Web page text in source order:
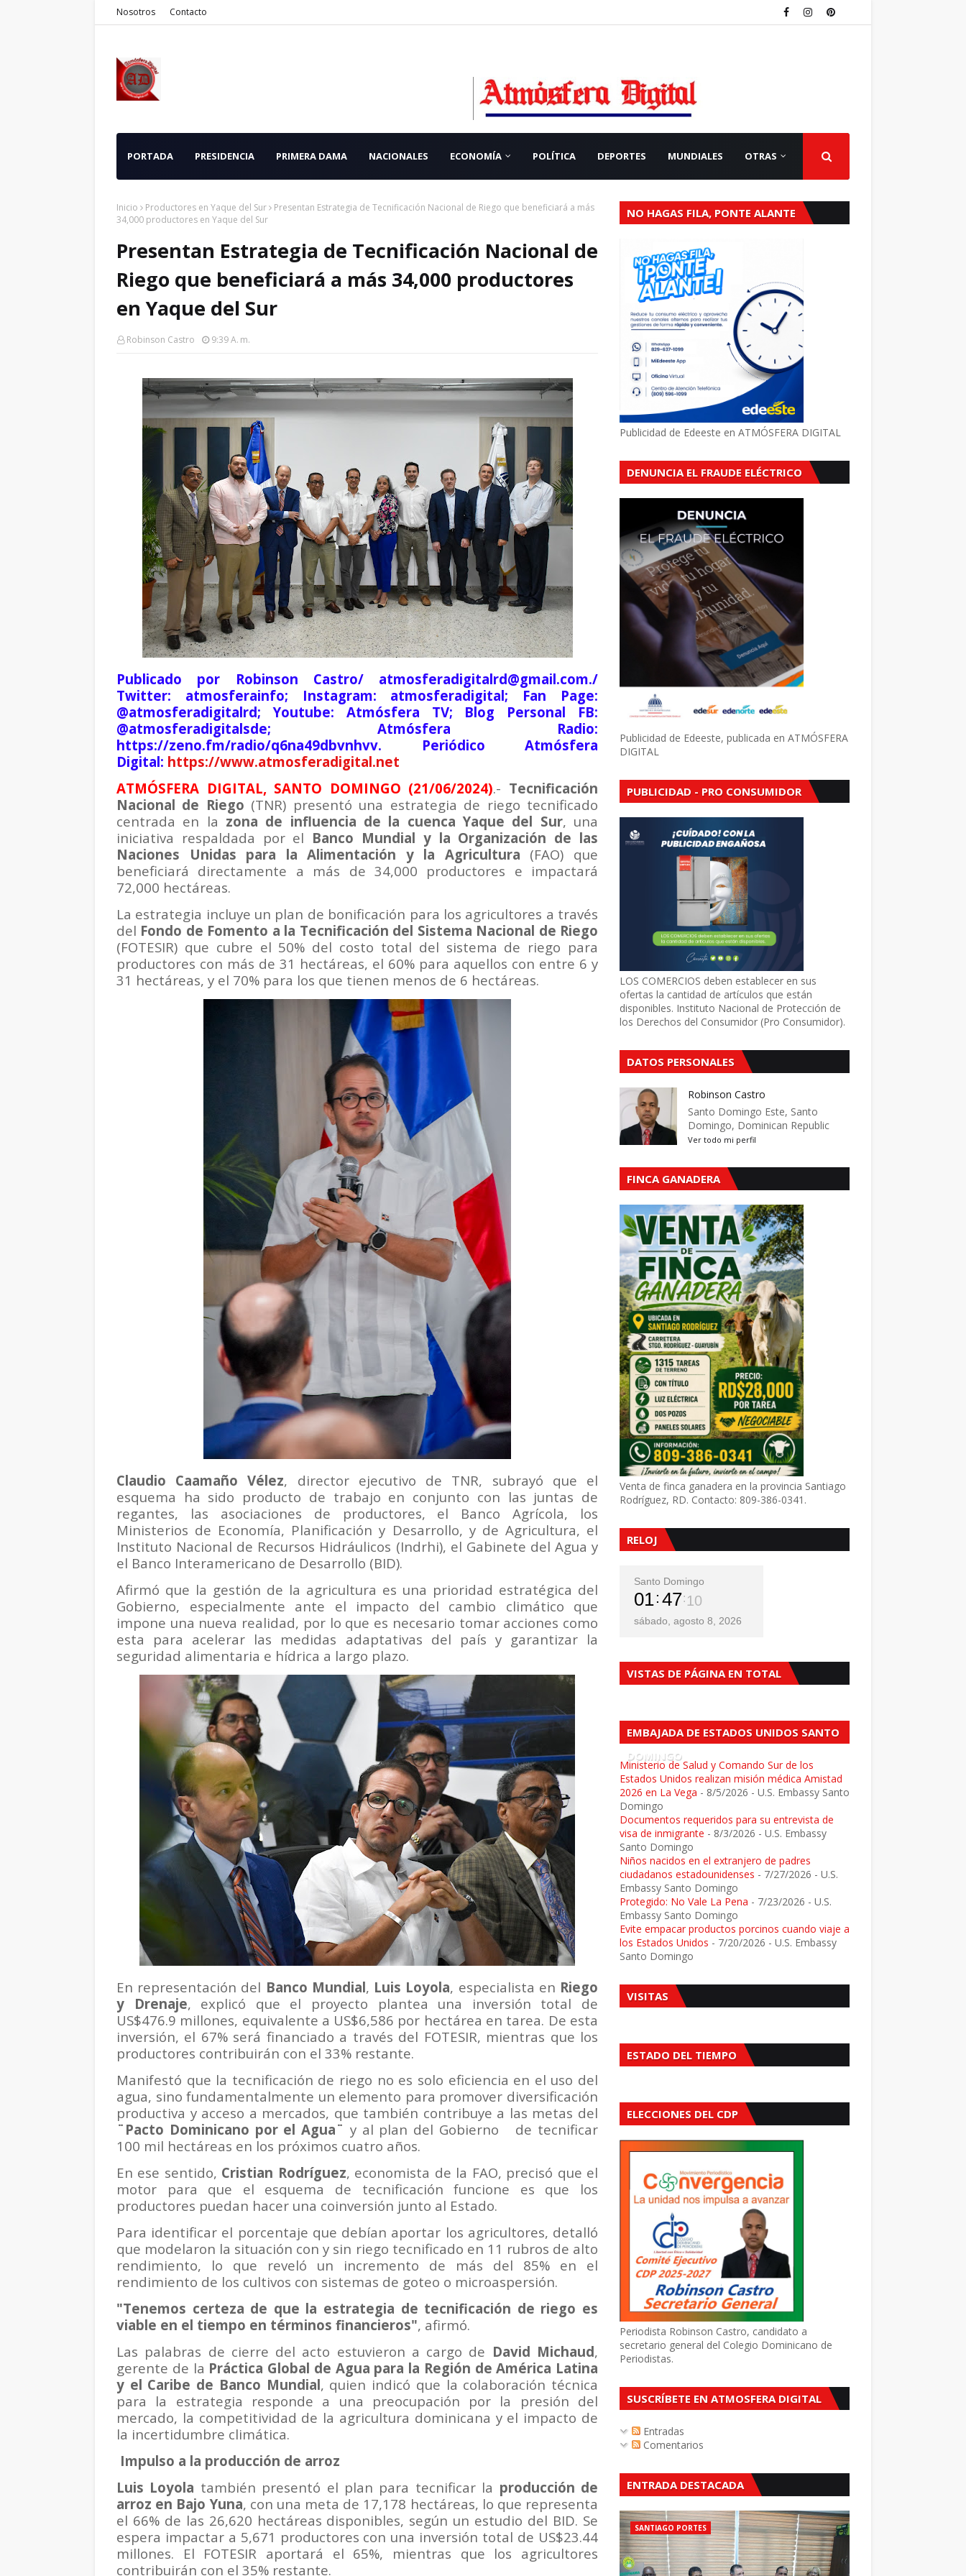
Nosotros Contacto
PORTADA PRESIDENCIA PRIMERA DAMA NACIONALES ECONOMÍA POLÍTICA DEPORTES MUNDIALES OTRAS
Inicio Productores en Yaque del Sur
Presentan Estrategia de Tecnificación Nacional de Riego que beneficiará a más
34,000 productores en Yaque del Sur
Presentan Estrategia de Tecnificación Nacional de
Riego que beneficiará a más 34,000 productores
en Yaque del Sur
Robinson Castro 9:39 A. M.
Publicado por Robinson Castro/ atmosferadigitalrd@gmail.com./
Twitter: atmosferainfo; Instagram: atmosferadigital; Fan Page:
@atmosferadigitalrd; Youtube: Atmósfera TV; Blog Personal FB:
@atmosferadigitalsde; Atmósfera Radio:
https://zeno.fm/radio/q6na49dbvnhvv. Periódico Atmósfera
Digital: https://www.atmosferadigital.net
ATMÓSFERA DIGITAL, SANTO DOMINGO (21/06/2024).- Tecnificación
Nacional de Riego (TNR) presentó una estrategia de riego tecnificado
centrada en la zona de influencia de la cuenca Yaque del Sur, una
iniciativa respaldada por el Banco Mundial y la Organización de las
Naciones Unidas para la Alimentación y la Agricultura (FAO) que
beneficiará directamente a más de 34,000 productores e impactará
72,000 hectáreas.
La estrategia incluye un plan de bonificación para los agricultores a través
del Fondo de Fomento a la Tecnificación del Sistema Nacional de Riego
(FOTESIR) que cubre el 50% del costo total del sistema de riego para
productores con más de 31 hectáreas, el 60% para aquellos con entre 6 y
31 hectáreas, y el 70% para los que tienen menos de 6 hectáreas.
Claudio Caamaño Vélez, director ejecutivo de TNR, subrayó que el
esquema ha sido producto de trabajo en conjunto con las juntas de
regantes, las asociaciones de productores, el Banco Agrícola, los
Ministerios de Economía, Planificación y Desarrollo, y de Agricultura, el
Instituto Nacional de Recursos Hidráulicos (Indrhi), el Gabinete del Agua y
el Banco Interamericano de Desarrollo (BID).
Afirmó que la gestión de la agricultura es una prioridad estratégica del
Gobierno, especialmente ante el impacto del cambio climático que
impone una nueva realidad, por lo que es necesario tomar acciones como
esta para acelerar las medidas adaptativas del país y garantizar la
seguridad alimentaria e hídrica a largo plazo.
En representación del Banco Mundial, Luis Loyola, especialista en Riego
y Drenaje, explicó que el proyecto plantea una inversión total de
US$476.9 millones, equivalente a US$6,586 por hectárea en tarea. De esta
inversión, el 67% será financiado a través del FOTESIR, mientras que los
productores contribuirán con el 33% restante.
Manifestó que la tecnificación de riego no es solo eficiencia en el uso del
agua, sino fundamentalmente un elemento para promover diversificación
productiva y acceso a mercados, que también contribuye a las metas del
¨Pacto Dominicano por el Agua¨ y al plan del Gobierno
de tecnificar
100 mil hectáreas en los próximos cuatro años.
En ese sentido, Cristian Rodríguez, economista de la FAO, precisó que el
motor para que el esquema de tecnificación funcione es que los
productores puedan hacer una coinversión junto al Estado.
Para identificar el porcentaje que debían aportar los agricultores, detalló
que modelaron la situación con y sin riego tecnificado en 11 rubros de alto
rendimiento, lo que reveló un incremento de más del 85% en el
rendimiento de los cultivos con sistemas de goteo o microaspersión.
"Tenemos certeza de que la estrategia de tecnificación de riego es
viable en el tiempo en términos financieros", afirmó.
Las palabras de cierre del acto estuvieron a cargo de David Michaud,
gerente de la Práctica Global de Agua para la Región de América Latina
y el Caribe de Banco Mundial, quien indicó que la colaboración técnica
para la estrategia responde a una preocupación por la presión del
mercado, la competitividad de la agricultura dominicana y el impacto de
la incertidumbre climática.
Impulso a la producción de arroz
Luis Loyola también presentó el plan para tecnificar la producción de
arroz en Bajo Yuna, con una meta de 17,178 hectáreas, lo que representa
el 66% de las 26,620 hectáreas disponibles, según un estudio del BID. Se
espera impactar a 5,671 productores con una inversión total de US$23.44
millones. El FOTESIR aportará el 65%, mientras que los agricultores
contribuirán con el 35% restante.
NO HAGAS FILA, PONTE ALANTE
Publicidad de Edeeste en ATMÓSFERA DIGITAL
DENUNCIA EL FRAUDE ELÉCTRICO
Publicidad de Edeeste, publicada en ATMÓSFERA
DIGITAL
PUBLICIDAD - PRO CONSUMIDOR
LOS COMERCIOS deben establecer en sus
ofertas la cantidad de artículos que están
disponibles. Instituto Nacional de Protección de
los Derechos del Consumidor (Pro Consumidor).
DATOS PERSONALES
Robinson Castro
Santo Domingo Este, Santo
Domingo, Dominican Republic
Ver todo mi perfil
FINCA GANADERA
Venta de finca ganadera en la provincia Santiago
Rodríguez, RD. Contacto: 809-386-0341.
RELOJ
Santo Domingo
01 47 11
sábado, agosto 8, 2026
VISTAS DE PÁGINA EN TOTAL
EMBAJADA DE ESTADOS UNIDOS SANTO
DOMINGO
Ministerio de Salud y Comando Sur de los
Estados Unidos realizan misión médica Amistad
2026 en La Vega - 8/5/2026 - U.S. Embassy Santo
Domingo
Documentos requeridos para su entrevista de
visa de inmigrante - 8/3/2026 - U.S. Embassy
Santo Domingo
Niños nacidos en el extranjero de padres
ciudadanos estadounidenses - 7/27/2026 - U.S.
Embassy Santo Domingo
Protegido: No Vale La Pena - 7/23/2026 - U.S.
Embassy Santo Domingo
Evite empacar productos porcinos cuando viaje a
los Estados Unidos - 7/20/2026 - U.S. Embassy
Santo Domingo
VISITAS
ESTADO DEL TIEMPO
ELECCIONES DEL CDP
Periodista Robinson Castro, candidato a
secretario general del Colegio Dominicano de
Periodistas.
SUSCRÍBETE EN ATMOSFERA DIGITAL
Entradas
Comentarios
ENTRADA DESTACADA
SANTIAGO PORTES